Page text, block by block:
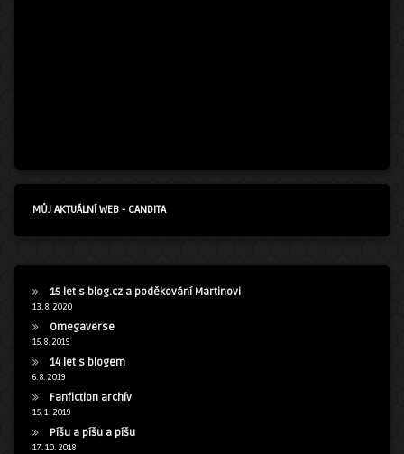
MŮJ AKTUÁLNÍ WEB - CANDITA
15 let s blog.cz a poděkování Martinovi
13. 8. 2020
Omegaverse
15. 8. 2019
14 let s blogem
6. 8. 2019
Fanfiction archív
15. 1. 2019
Píšu a píšu a píšu
17. 10. 2018